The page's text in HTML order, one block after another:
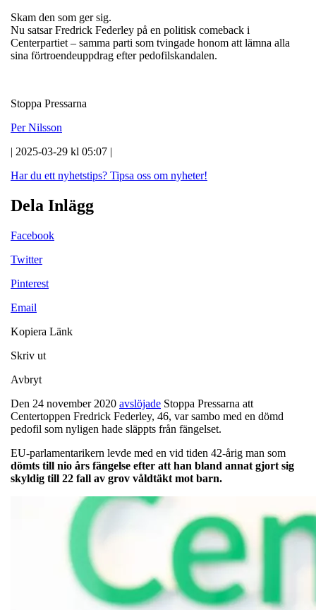
Skam den som ger sig.
Nu satsar Fredrick Federley på en politisk comeback i
Centerpartiet – samma parti som tvingade honom att lämna alla
sina förtroendeuppdrag efter pedofilskandalen.
Stoppa Pressarna
Per Nilsson
| 2025-03-29 kl 05:07 |
Har du ett nyhetstips? Tipsa oss om nyheter!
Dela Inlägg
Facebook
Twitter
Pinterest
Email
Kopiera Länk
Skriv ut
Avbryt
Den 24 november 2020 avslöjade Stoppa Pressarna att
Centertoppen Fredrick Federley, 46, var sambo med en dömd
pedofil som nyligen hade släppts från fängelset.
EU-parlamentarikern levde med en vid tiden 42-årig man som
dömts till nio års fängelse efter att han bland annat gjort sig
skyldig till 22 fall av grov våldtäkt mot barn.